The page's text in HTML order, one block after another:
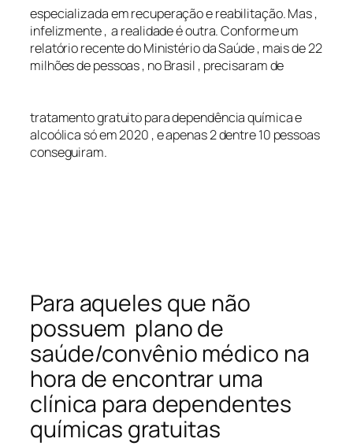
especializada em recuperação e reabilitação. Mas ,
infelizmente , a realidade é outra. Conforme um
relatório recente do Ministério da Saúde , mais de 22
milhões de pessoas , no Brasil , precisaram de
tratamento gratuito para dependência química e
alcoólica só em 2020 , e apenas 2 dentre 10 pessoas
conseguiram.
Para aqueles que não
possuem plano de
saúde/convênio médico na
hora de encontrar uma
clínica para dependentes
químicas gratuitas